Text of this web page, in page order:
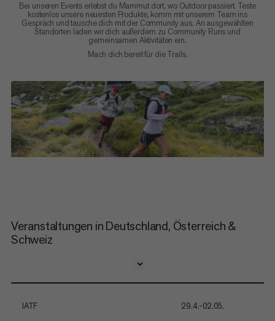
Bei unseren Events erlebst du Mammut dort, wo Outdoor passiert. Teste
kostenlos unsere neuesten Produkte, komm mit unserem Team ins
Gespräch und tausche dich mit der Community aus. An ausgewählten
Standorten laden wir dich außerdem zu Community Runs und
gemeinsamen Aktivitäten ein.
Mach dich bereit für die Trails.
Veranstaltungen in Deutschland, Österreich &
Schweiz
29.4.-02.05.
IATF